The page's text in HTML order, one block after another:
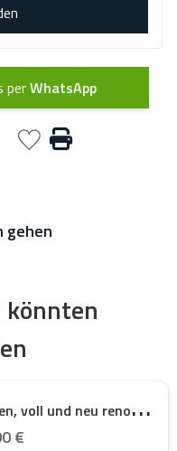
perWhatsApp
gehen
könnten
Z
u verkaufen, voll und neu renovierte Villa i ...
€